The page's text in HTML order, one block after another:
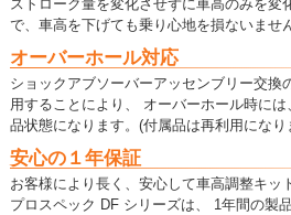
ストローク量を変化させずに車高のみを変
で、車高を下げても乗り心地を損ないませ
オーバーホール対応
ショックアブソーバーアッセンブリー交換
用することにより、 オーバーホール時に
品状態になります。(付属品は再利用になり
安心の１年保証
お客様により長く、安心して車高調整キッ
プロスペック DF シリーズは、 1年間の製